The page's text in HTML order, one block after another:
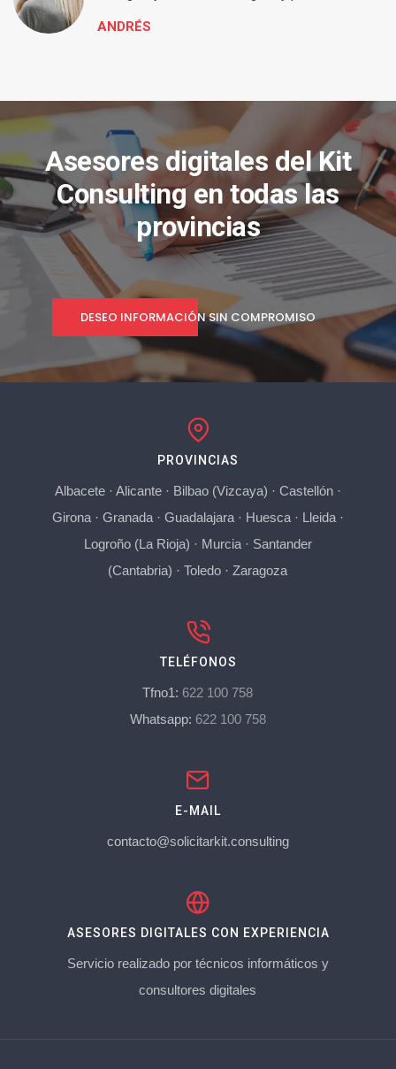
ANDRÉS
Asesores digitales del Kit
Consulting en todas las
provincias
DESEO INFORMACIÓN SIN COMPROMISO
PROVINCIAS
Albacete· Alicante· Bilbao (Vizcaya) · Castellón·
Girona· Granada· Guadalajara· Huesca· Lleida·
Logroño (La Rioja) · Murcia· Santander
(Cantabria) ·Toledo ·Zaragoza
TELÉFONOS
Tfno1: 622 100 758
Whatsapp: 622 100 758
E-MAIL
contacto@solicitarkit.consulting
ASESORES DIGITALES CON EXPERIENCIA
Servicio realizado por técnicos informáticos y
consultores digitales